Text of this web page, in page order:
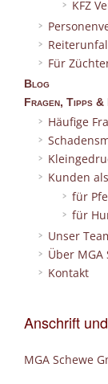
KFZ
Für
Blog
Fragen, Tipps &
Häufige
Kunden
für
für
Unser
Über MGA
Kontakt
Anschrift
MGA Schewe